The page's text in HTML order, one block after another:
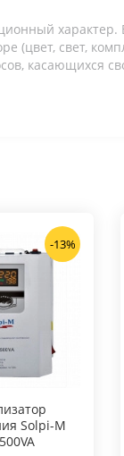
(цвет, свет,
касающихся
-13%
Solpi-M